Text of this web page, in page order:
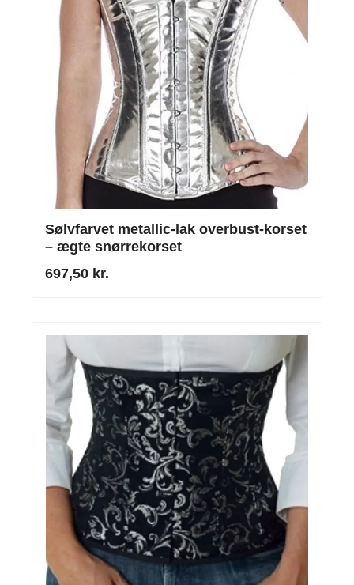
Sølvfarvet metallic-lak overbust-korset
– ægte snørrekorset
697,50 kr.